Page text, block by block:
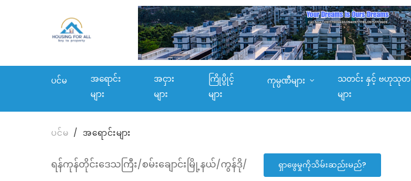
ပင်မ
အရောင်း
များ
အငှား
များ
ကြိုပွိုင့်
များ
ကုမ္ပဏီများ
သတင်း နှင့် ဗဟုသုတ
များ
ပင်မ အရောင်းများ
ရန်ကုန်တိုင်းဒေသကြီး/စမ်းချောင်းမြို့နယ်/ကွန်ဒို/ ရှာဖွေမှုကိုသိမ်းဆည်းမည်?